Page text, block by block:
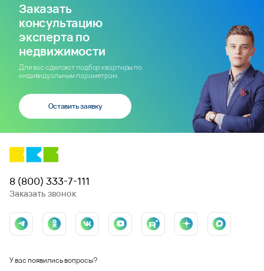
Заказать
консультацию
эксперта по
недвижимости
Для вас сделают подбор квартиры по
индивидуальным параметрам
Оставить заявку
8 (800) 333-7-111
Заказать звонок
У вас появились вопросы?